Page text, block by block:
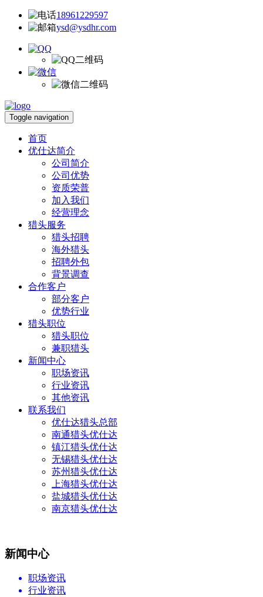
18961229597
ysd@ysdhr.com
Toggle navigation
首页
优仕达简介
公司简介
公司优势
资质荣普
加入我们
经营理念
猎头服务
猎头招聘
海外猎头
招聘外包
背景调查
合作客户
部分客户
优势行业
猎头职位
猎头职位
兼职猎头
新闻中心
职场资讯
行业资讯
其他资讯
联系我们
优仕达猎头总部
南通猎头优仕达
镇江猎头优仕达
无锡猎头优仕达
苏州猎头优仕达
上海猎头优仕达
盐城猎头优仕达
南京猎头优仕达
新闻中心
职场资讯
行业资讯